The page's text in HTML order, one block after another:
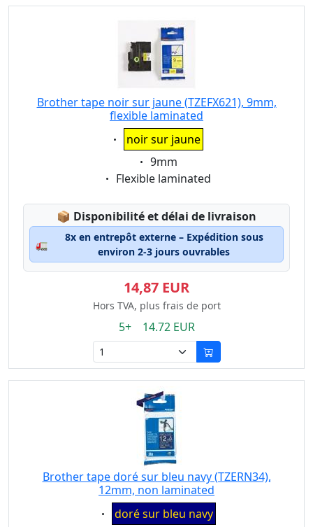
Brother tape noir sur jaune (TZEFX621), 9mm,
flexible laminated
Eigenschaft:
noir sur jaune
Eigenschaft:
9mm
Eigenschaft:
Flexible laminated
📦 Lagerstatus:
Disponibilité et délai de livraison
🚛
8x en entrepôt externe – Expédition sous
environ 2-3 jours ouvrables
14,87 EUR
Hors TVA, plus frais de port
5+ 14.72 EUR
Brother tape doré sur bleu navy (TZERN34),
12mm, non laminated
Eigenschaft:
doré sur bleu navy